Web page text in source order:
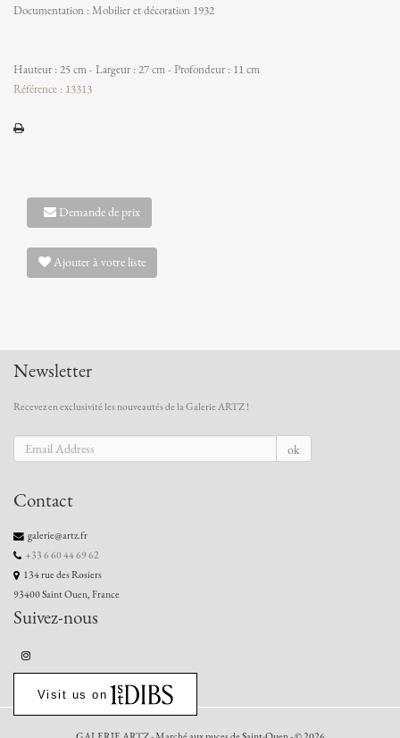
Documentation : Mobilier et décoration 1932
Hauteur : 25 cm - Largeur : 27 cm - Profondeur : 11 cm
Référence : 13313
Demande de prix
Ajouter à votre liste
Newsletter
Recevez en exclusivité les nouveautés de la Galerie ARTZ !
ok
Contact
galerie@artz.fr
+33 6 60 44 69 62
134 rue des Rosiers
93400 Saint Ouen, France
Suivez-nous
Visit us on